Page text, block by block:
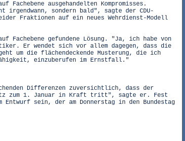
Fachebene ausgehandelten Kompromisses.
irgendwann, sondern bald", sagte der CDU-
Fraktionen auf ein neues Wehrdienst-Modell
Fachebene gefundene Lösung. "Ja, ich habe von
Er wendet sich vor allem dagegen, dass die
um die flächendeckende Musterung, die ich
einzuberufen im Ernstfall."
Differenzen zuversichtlich, dass der
zum 1. Januar in Kraft tritt", sagte er. Fest
sein, der am Donnerstag in den Bundestag